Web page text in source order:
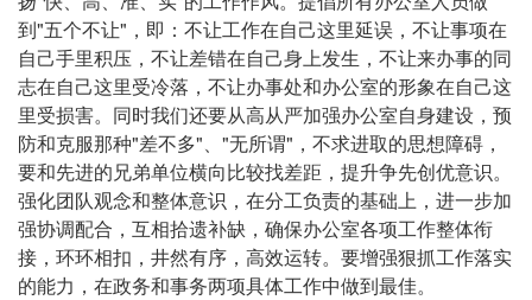
到"五个不让"，即：不让工作在自己这里延误，不让事项在
自己手里积压，不让差错在自己身上发生，不让来办事的同
志在自己这里受冷落，不让办事处和办公室的形象在自己这
里受损害。同时我们还要从高从严加强办公室自身建设，预
防和克服那种"差不多"、"无所谓"，不求进取的思想障碍，
要和先进的兄弟单位横向比较找差距，提升争先创优意识。
强化团队观念和整体意识，在分工负责的基础上，进一步加
强协调配合，互相拾遗补缺，确保办公室各项工作整体衔
接，环环相扣，井然有序，高效运转。要增强狠抓工作落实
的能力，在政务和事务两项具体工作中做到最佳。